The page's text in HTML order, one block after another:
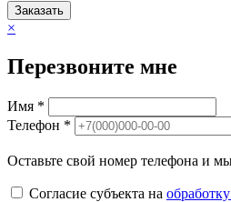
Заказать
×
Перезвоните мне
Имя *
Телефон *
Оставьте свой номер телефона и
Согласие субъекта на